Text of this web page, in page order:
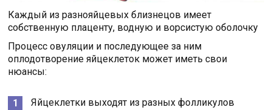
Каждый из разнояйцевых близнецов имеет
собственную плаценту, водную и ворсистую оболочку
Процесс овуляции и последующее за ним
оплодотворение яйцеклеток может иметь свои
нюансы:
Яйцеклетки выходят из разных фолликулов